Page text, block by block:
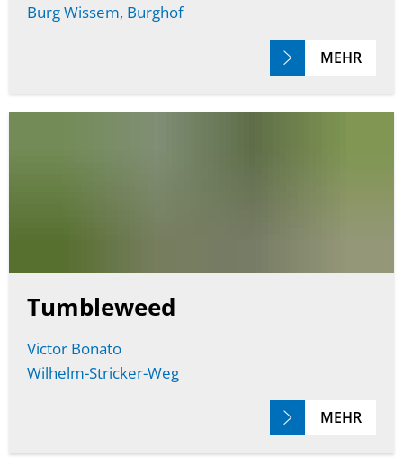
Burg Wissem, Burghof
MEHR
Tumbleweed
Victor Bonato
Wilhelm-Stricker-Weg
MEHR